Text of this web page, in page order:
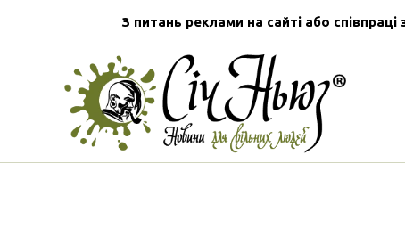
З питань реклами на сайті або співпраці